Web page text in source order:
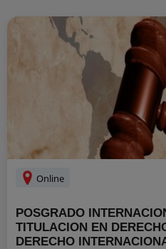
Online
POSGRADO
TITULACION EN
DERECHO